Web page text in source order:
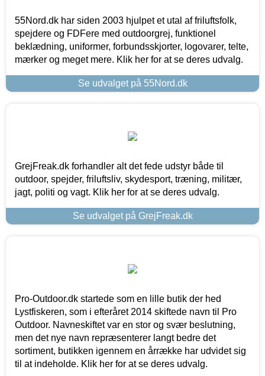
55Nord.dk har siden 2003 hjulpet et utal af friluftsfolk,
spejdere og FDFere med outdoorgrej, funktionel
beklædning, uniformer, forbundsskjorter, logovarer, telte,
mærker og meget mere. Klik her for at se deres udvalg.
Se udvalget på 55Nord.dk
GrejFreak.dk forhandler alt det fede udstyr både til
outdoor, spejder, friluftsliv, skydesport, træning, militær,
jagt, politi og vagt. Klik her for at se deres udvalg.
Se udvalget på GrejFreak.dk
Pro-Outdoor.dk startede som en lille butik der hed
Lystfiskeren, som i efteråret 2014 skiftede navn til Pro
Outdoor. Navneskiftet var en stor og svær beslutning,
men det nye navn repræsenterer langt bedre det
sortiment, butikken igennem en årrække har udvidet sig
til at indeholde. Klik her for at se deres udvalg.